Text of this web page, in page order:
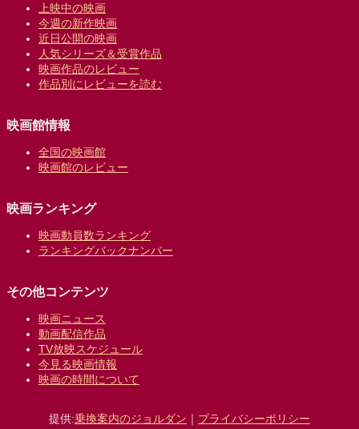
上映中の映画
今週の新作映画
近日公開の映画
人気シリーズ＆受賞作品
映画作品のレビュー
作品別にレビューを読む
映画館情報
全国の映画館
映画館のレビュー
映画ランキング
映画動員数ランキング
ランキングバックナンバー
その他コンテンツ
映画ニュース
動画配信作品
TV放映スケジュール
今見る映画情報
映画の時間について
提供:乗換案内のジョルダン ｜ プライバシーポリシー